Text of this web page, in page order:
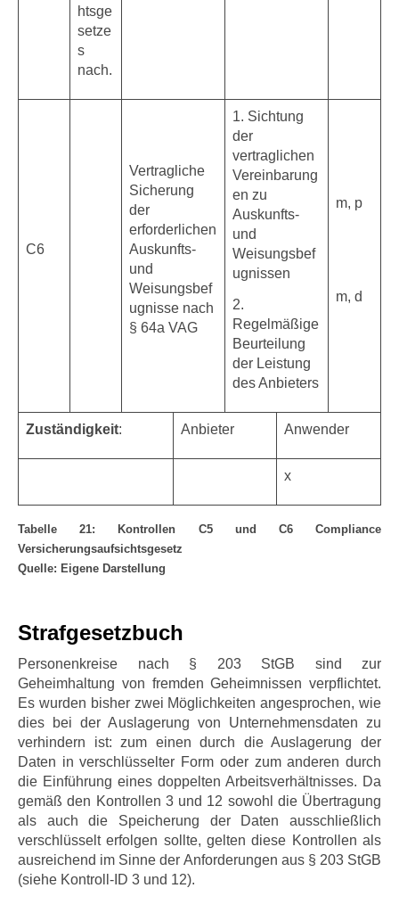
htsge
setze
s
nach.
C6
Vertragliche
Sicherung
der
erforderlichen
Auskunfts-
und
Weisungsbef
ugnisse nach
§ 64a VAG
1. Sichtung
der
vertraglichen
Vereinbarung
en zu
Auskunfts-
und
Weisungsbef
ugnissen
2.
Regelmäßige
Beurteilung
der Leistung
des Anbieters
m, p
m, d
Zuständigkeit: Anbieter Anwender
x
Tabelle 21: Kontrollen C5 und C6 Compliance
Versicherungsaufsichtsgesetz
Quelle: Eigene Darstellung
Strafgesetzbuch
Personenkreise nach § 203 StGB sind zur
Geheimhaltung von fremden Geheimnissen verpflichtet.
Es wurden bisher zwei Möglichkeiten angesprochen, wie
dies bei der Auslagerung von Unternehmensdaten zu
verhindern ist: zum einen durch die Auslagerung der
Daten in verschlüsselter Form oder zum anderen durch
die Einführung eines doppelten Arbeitsverhältnisses. Da
gemäß den Kontrollen 3 und 12 sowohl die Übertragung
als auch die Speicherung der Daten ausschließlich
verschlüsselt erfolgen sollte, gelten diese Kontrollen als
ausreichend im Sinne der Anforderungen aus § 203 StGB
(siehe Kontroll-ID 3 und 12).